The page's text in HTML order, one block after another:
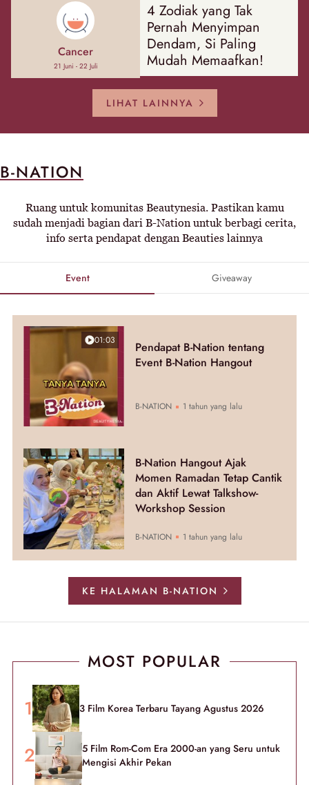
Cancer
21 Juni - 22 Juli
4 Zodiak yang Tak
Pernah Menyimpan
Dendam, Si Paling
Mudah Memaafkan!
LIHAT LAINNYA
B-NATION
Ruang untuk komunitas Beautynesia. Pastikan kamu
sudah menjadi bagian dari B-Nation untuk berbagi cerita,
info serta pendapat dengan Beauties lainnya
Event Giveaway
01:03
Pendapat B-Nation tentang
Event B-Nation Hangout
B-NATION 1 tahun yang lalu
B-Nation Hangout Ajak
Momen Ramadan Tetap Cantik
dan Aktif Lewat Talkshow-
Workshop Session
B-NATION 1 tahun yang lalu
KE HALAMAN B-NATION
MOST POPULAR
3 Film Korea Terbaru Tayang Agustus 2026
5 Film Rom-Com Era 2000-an yang Seru untuk
Mengisi Akhir Pekan